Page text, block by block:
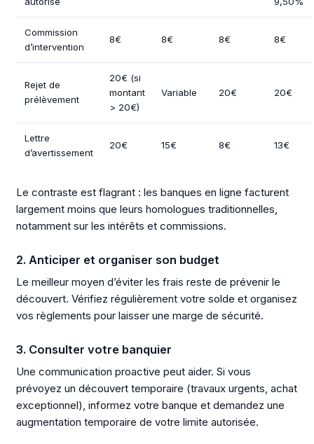
Commission
d’intervention
8€ 8€ 8€ 8€
Rejet de
prélèvement
20€ (si
montant
> 20€)
Variable 20€ 20€
Lettre
d’avertissement
20€ 15€ 8€ 13€
Le contraste est flagrant : les banques en ligne facturent
largement moins que leurs homologues traditionnelles,
notamment sur les intérêts et commissions.
2. Anticiper et organiser son budget
Le meilleur moyen d’éviter les frais reste de prévenir le
découvert. Vérifiez régulièrement votre solde et organisez
vos règlements pour laisser une marge de sécurité.
3. Consulter votre banquier
Une communication proactive peut aider. Si vous
prévoyez un découvert temporaire (travaux urgents, achat
exceptionnel), informez votre banque et demandez une
augmentation temporaire de votre limite autorisée.